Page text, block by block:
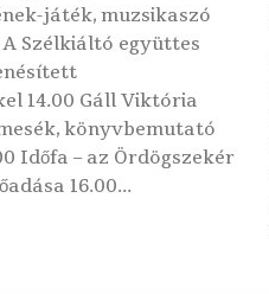
játék, muzsikaszó
A Szélkiáltó együttes
14.00 Gáll Viktória
könyvbemutató
Időfa – az Ördögszekér
16.00...